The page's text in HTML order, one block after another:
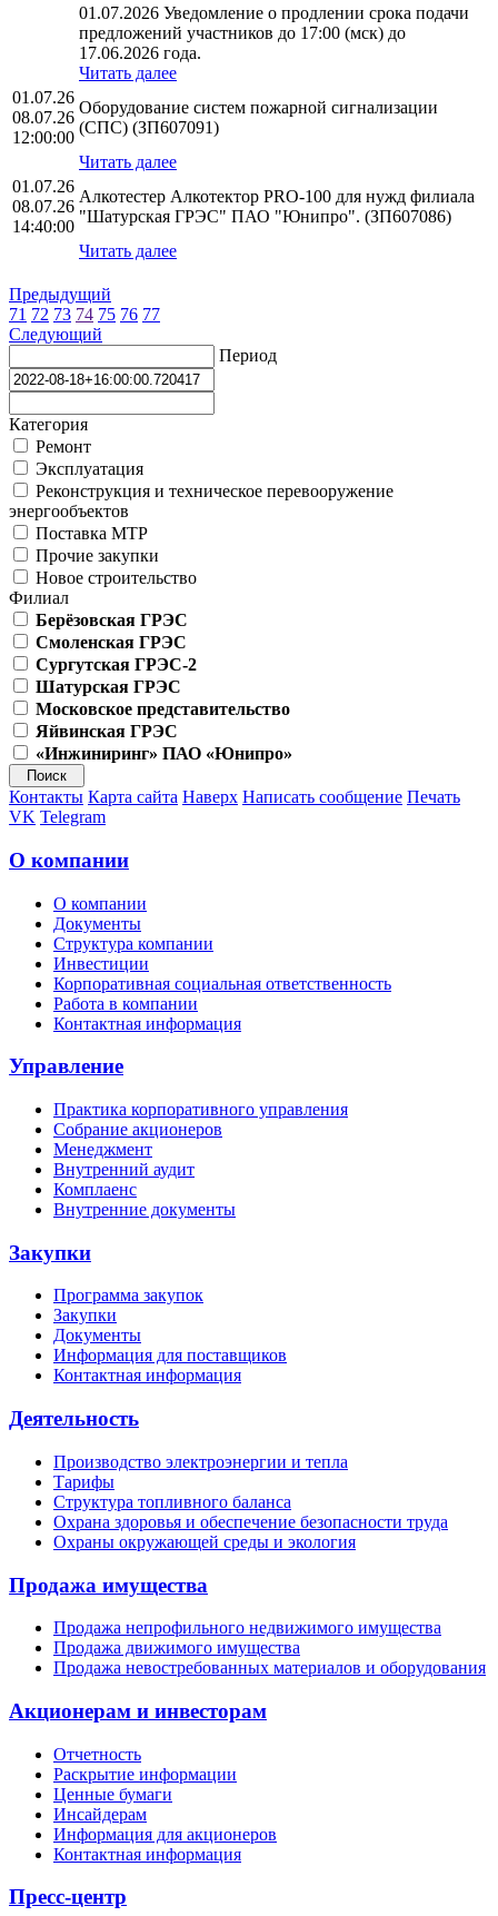
01.07.2026 Уведомление о продлении срока подачи
предложений участников до 17:00 (мск) до
17.06.2026 года.
Читать далее
01.07.26
08.07.26
12:00:00
Оборудование систем пожарной сигнализации
(СПС) (ЗП607091)
Читать далее
01.07.26
08.07.26
14:40:00
Алкотестер Алкотектор PRO-100 для нужд филиала
"Шатурская ГРЭС" ПАО "Юнипро". (ЗП607086)
Читать далее
Предыдущий
71 72 73 74 75 76 77
Следующий
Период
Категория
Ремонт
Эксплуатация
Реконструкция и техническое перевооружение
энергообъектов
Поставка МТР
Прочие закупки
Новое строительство
Филиал
Берёзовская ГРЭС
Смоленская ГРЭС
Сургутская ГРЭС-2
Шатурская ГРЭС
Московское представительство
Яйвинская ГРЭС
«Инжиниринг» ПАО «Юнипро»
Контакты Карта сайта Наверх Написать сообщение Печать
VK Telegram
О компании
О компании
Документы
Структура компании
Инвестиции
Корпоративная социальная ответственность
Работа в компании
Контактная информация
Управление
Практика корпоративного управления
Собрание акционеров
Менеджмент
Внутренний аудит
Комплаенс
Внутренние документы
Закупки
Программа закупок
Закупки
Документы
Информация для поставщиков
Контактная информация
Деятельность
Производство электроэнергии и тепла
Тарифы
Структура топливного баланса
Охрана здоровья и обеспечение безопасности труда
Охраны окружающей среды и экология
Продажа имущества
Продажа непрофильного недвижимого имущества
Продажа движимого имущества
Продажа невостребованных материалов и оборудования
Акционерам и инвесторам
Отчетность
Раскрытие информации
Ценные бумаги
Инсайдерам
Информация для акционеров
Контактная информация
Пресс-центр